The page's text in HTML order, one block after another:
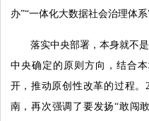
办”“一体化大数据社会治理体
落实中央部署，本身就不
中央确定的原则方向，结合
开，推动原创性改革的过程。
南，再次强调了要发扬“敢闯